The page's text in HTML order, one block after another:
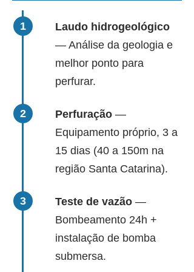
Laudo hidrogeológico
— Análise da geologia e
melhor ponto para
perfurar.
Perfuração —
Equipamento próprio, 3 a
15 dias (40 a 150m na
região Santa Catarina).
Teste de vazão —
Bombeamento 24h +
instalação de bomba
submersa.